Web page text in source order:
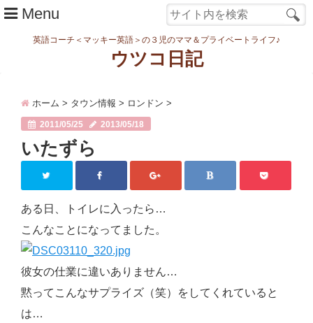
Menu
まなむすめ
家族ネタ
スタディ
転勤・引越
妊娠・出産
ジモティー情報
英語コーチ＜マッキー英語＞の３児のママ＆プライベートライフ♪
ウツコ日記
ホーム > タウン情報 > ロンドン >
2011/05/25 2013/05/18
いたずら
ある日、トイレに入ったら…
こんなことになってました。
彼女の仕業に違いありません…
黙ってこんなサプライズ（笑）をしてくれていると
は…